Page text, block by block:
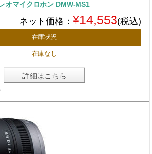
オマイクロホン DMW-MS1
ネット価格： ¥14,553(税込)
在庫状況
在庫なし
詳細はこちら